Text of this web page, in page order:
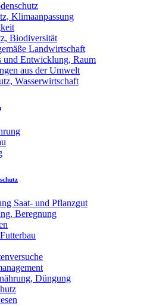
Klimaanpassung
Biodiversität
Landwirtschaft
und Entwicklung, Raum
aus der Umwelt
Wasserwirtschaft
Saat- und Pflanzgut
Beregnung
Düngung